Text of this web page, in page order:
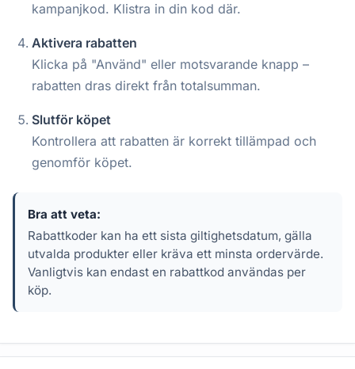
kampanjkod. Klistra in din kod där.
Aktivera rabatten
Klicka på "Använd" eller motsvarande knapp –
rabatten dras direkt från totalsumman.
Slutför köpet
Kontrollera att rabatten är korrekt tillämpad och
genomför köpet.
Bra att veta:
Rabattkoder kan ha ett sista giltighetsdatum, gälla
utvalda produkter eller kräva ett minsta ordervärde.
Vanligtvis kan endast en rabattkod användas per
köp.